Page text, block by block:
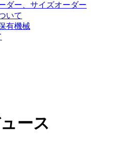
ダー、サイズオーダー
いて
有機械
ース